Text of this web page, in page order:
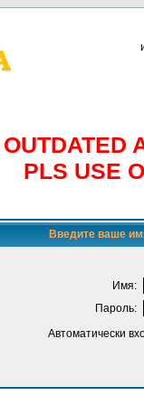
PLS USE
Введите ваше
Имя:
Пароль:
Автоматически